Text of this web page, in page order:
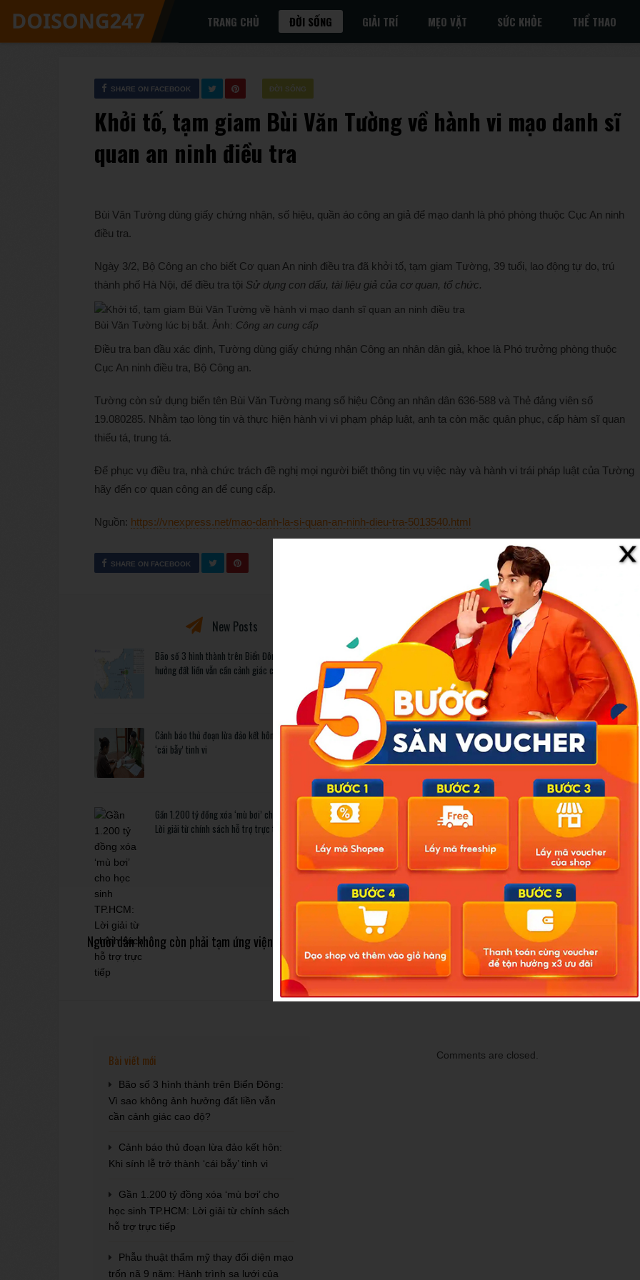
TRANG CHỦ ĐỜI SỐNG GIẢI TRÍ MẸO VẶT SỨC KHỎE THỂ THAO
ĐỜI SỐNG
SHARE ON FACEBOOK
Khởi tố, tạm giam Bùi Văn Tường về hành vi mạo danh sĩ
quan an ninh điều tra
Bùi Văn Tường dùng giấy chứng nhận, số hiệu, quần áo công an giả để mạo danh là phó phòng thuộc Cục An ninh
điều tra.
Ngày 3/2, Bộ Công an cho biết Cơ quan An ninh điều tra đã khởi tố, tạm giam Tường, 39 tuổi, lao động tự do, trú
thành phố Hà Nội, để điều tra tội Sử dụng con dấu, tài liệu giả của cơ quan, tổ chức.
Bùi Văn Tường lúc bị bắt. Ảnh: Công an cung cấp
Điều tra ban đầu xác định, Tường dùng giấy chứng nhận Công an nhân dân giả, khoe là Phó trưởng phòng thuộc
Cục An ninh điều tra, Bộ Công an.
Tường còn sử dụng biển tên Bùi Văn Tường mang số hiệu Công an nhân dân 636-588 và Thẻ đảng viên số
19.080285. Nhằm tạo lòng tin và thực hiện hành vi vi phạm pháp luật, anh ta còn mặc quân phục, cấp hàm sĩ quan
thiếu tá, trung tá.
Để phục vụ điều tra, nhà chức trách đề nghị mọi người biết thông tin vụ việc này và hành vi trái pháp luật của Tường
hãy đến cơ quan công an để cung cấp.
Nguồn: https://vnexpress.net/mao-danh-la-si-quan-an-ninh-dieu-tra-5013540.html
SHARE ON FACEBOOK
New Posts
Bão số 3 hình thành trên Biển Đông: Vì sao không ảnh
hưởng đất liền vẫn cần cảnh giác cao độ?
Cảnh báo thủ đoạn lừa đảo kết hôn: Khi sính lễ trở thành
‘cái bẫy’ tinh vi
Gần 1.200 tỷ đồng xóa ‘mù bơi’ cho học sinh TP.HCM:
Lời giải từ chính sách hỗ trợ trực tiếp
Related Posts
Bão số 3 hình thành trên Biển Đông: Vì sao không ảnh
hưởng đất liền vẫn cần cảnh giác cao độ?
Cảnh báo thủ đoạn lừa đảo kết hôn: Khi sính lễ trở thành
‘cái bẫy’ tinh vi
Gần 1.200 tỷ đồng xóa ‘mù bơi’ cho học sinh TP.HCM:
Lời giải từ chính sách hỗ trợ trực tiếp
Previous Article
Người dân không còn phải tạm ứng viện phí khi nhập viện
Next Article
5 dấu hiệu buổi tối có thể cảnh báo nguy cơ bị K, chớ
quan
Bài viết mới
Bão số 3 hình thành trên Biển Đông:
Vì sao không ảnh hưởng đất liền vẫn
cần cảnh giác cao độ?
Cảnh báo thủ đoạn lừa đảo kết hôn:
Khi sính lễ trở thành ‘cái bẫy’ tinh vi
Gần 1.200 tỷ đồng xóa ‘mù bơi’ cho
học sinh TP.HCM: Lời giải từ chính sách
hỗ trợ trực tiếp
Phẫu thuật thẩm mỹ thay đổi diện mạo
trốn nã 9 năm: Hành trình sa lưới của
Comments are closed.